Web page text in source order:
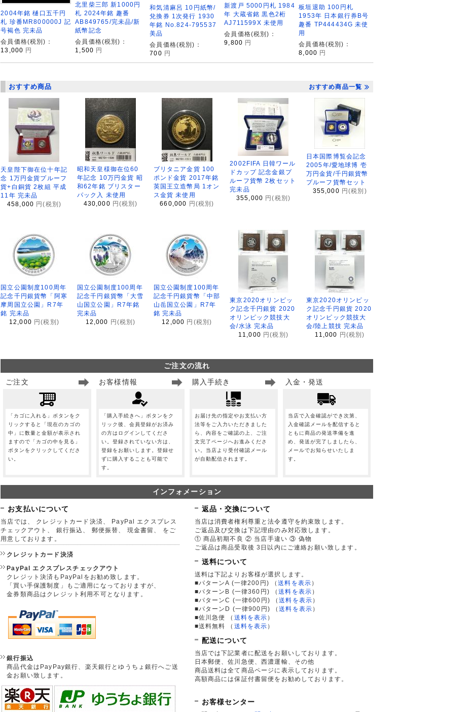
2004年銘 樋口五千円
札 珍番MR800000J 記
号褐色 完未品
会員価格(税別)：
13,000 円
北里柴三郎 新1000円
札 2024年銘 趣番
AB849765/完未品/新
紙幣記念
会員価格(税別)：
1,500 円
和気清麻呂 10円紙幣/
兌換券 1次発行 1930
年銘 No.824-795537
美品
会員価格(税別)：
700 円
新渡戸 5000円札 1984
年 大蔵省銘 黒色2桁
AJ711599X 未使用
会員価格(税別)：
9,800 円
板垣退助 100円札
1953年 日本銀行券B号
趣番 TP444434G 未使
用
会員価格(税別)：
8,000 円
おすすめ商品 おすすめ商品一覧
天皇陛下御在位十年記
念 1万円金貨プルーフ
貨+白銅貨 2枚組 平成
11年 完未品
458,000 円(税別)
昭和天皇様御在位60
年記念 10万円金貨 昭
和62年銘 ブリスター
パック入 未使用
430,000 円(税別)
ブリタニア金貨 100
ポンド金貨 2017年銘
英国王立造幣局 1オン
ス金貨 未使用
660,000 円(税別)
2002FIFA 日韓ワール
ドカップ 記念金銀プ
ルーフ貨幣 2枚セット
完未品
355,000 円(税別)
日本国際博覧会記念
2005年/愛地球博 壱
万円金貨/千円銀貨幣
プルーフ貨幣セット
355,000 円(税別)
国立公園制度100周年
記念千円銀貨幣「阿寒
摩周国立公園」R7年
銘 完未品
12,000 円(税別)
国立公園制度100周年
記念千円銀貨幣「大雪
山国立公園」R7年銘
完未品
12,000
円(税別)
国立公園制度100周年
記念千円銀貨幣「中部
山岳国立公園」R7年
銘 完未品
12,000 円(税別)
東京2020オリンピッ
ク記念千円銀貨 2020
オリンピック競技大
会/水泳 完未品
11,000 円(税別)
東京2020オリンピッ
ク記念千円銀貨 2020
オリンピック競技大
会/陸上競技 完未品
11,000
円(税別)
ご注文の流れ
ご注文
「カゴに入れる」ボタンをク
リックすると「現在のカゴの
中」に数量と金額が表示され
ますので「カゴの中を見る」
ボタンをクリックしてくださ
い。
お客様情報
「購入手続きへ」ボタンをク
リック後、会員登録がお済み
の方はログインしてくださ
い。登録されていない方は、
登録をお願いします。登録せ
ずに購入することも可能で
す。
購入手続き
お届け先の指定やお支払い方
法等をご入力いただきました
ら、内容をご確認の上、ご注
文完了ページへお進みくださ
い。当店より受付確認メール
が自動配信されます。
入金・発送
当店で入金確認ができ次第、
入金確認メールを配信すると
ともに商品の発送準備を進
め、発送が完了しましたら、
メールでお知らせいたしま
す。
インフォメーション
お支払いについて
当店では、 クレジットカード決済、 PayPal エクスプレス
チェックアウト、 銀行振込、 郵便振替、 現金書留、 をご
用意しております。
クレジットカード決済
PayPal エクスプレスチェックアウト
クレジット決済もPayPalをお勧め致します。
「買い手保護制度」もご適用になっておりますが、
金券類商品はクレジット利用不可となります。
銀行振込
商品代金はPayPay銀行、楽天銀行とゆうちょ銀行へご送
金お願い致します。
返品・交換について
当店は消費者権利尊重と法令遵守を約束致します。
ご返品及び交換は下記理由のみ対応致します。
① 商品初期不良 ② 当店手違い ③ 偽物
ご返品は商品受取後 3日以内にご連絡お願い致します。
送料について
送料は下記よりお客様が選択します。
■パターンA (一律200円)
（送料を表示 ）
■パターンB (一律360円)
（送料を表示 ）
■パターンC (一律600円)
（送料を表示 ）
■パターンD (一律900円)
（送料を表示 ）
■佐川急便
（ 送料を表示 ）
■送料無料
（ 送料を表示 ）
配送について
当店では下記業者に配送をお願いしております。
日本郵便、佐川急便、西濃運輸、その他
商品送料は全て商品ページに表示しております。
高額商品には保証付書留便をお勧めしております。
お客様センター